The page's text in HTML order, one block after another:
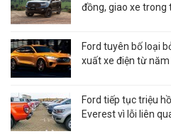
đồng, giao xe trong
Ford tuyên bố loại
xuất xe điện từ năm
Ford tiếp tục triệu
Everest vì lỗi liên